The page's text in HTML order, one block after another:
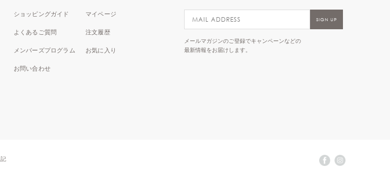
ショッピングガイド
よくあるご質問
メンバーズプログラム
お問い合わせ
マイページ
注文履歴
お気に入り
メールマガジンのご登録でキャンペーンなどの
最新情報をお届けします。